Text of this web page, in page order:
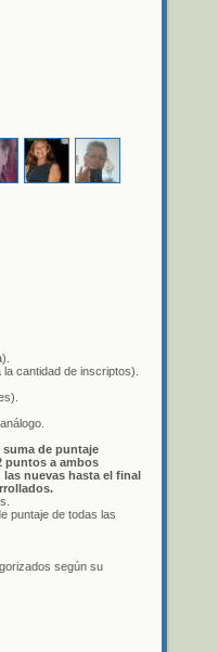
cantidad de inscriptos).
de puntaje
puntos a ambos
nuevas hasta el final
puntaje de todas las
según su